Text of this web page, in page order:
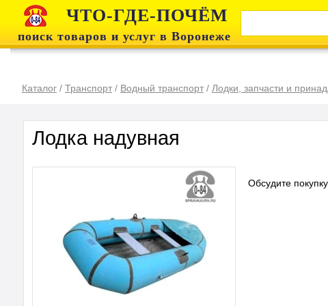
ЧТО-ГДЕ-ПОЧЁМ
поиск товаров и услуг в Воронеже
Каталог / Транспорт / Водный транспорт / Лодки, запчасти и
Лодка надувная
Обсудите